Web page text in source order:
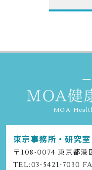
MOA
東京事務所・研究室
〒108-0074 東京都港
TEL:03-5421-7030